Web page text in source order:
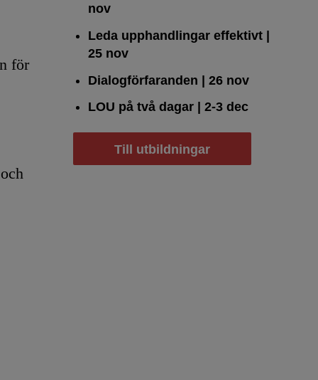
för
nov
Leda upphandlingar effektivt |
25 nov
Dialogförfaranden | 26 nov
LOU på två dagar | 2-3 dec
Till utbildningar